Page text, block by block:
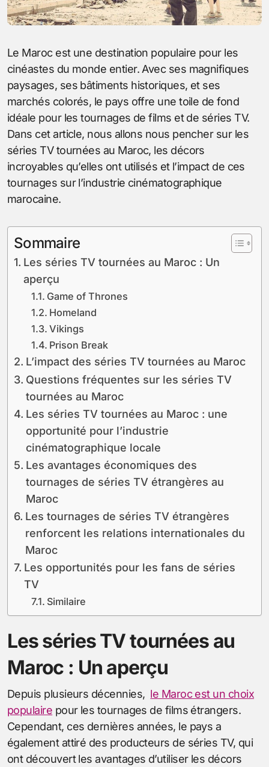
Le Maroc est une destination populaire pour les
cinéastes du monde entier. Avec ses magnifiques
paysages, ses bâtiments historiques, et ses
marchés colorés, le pays offre une toile de fond
idéale pour les tournages de films et de séries TV.
Dans cet article, nous allons nous pencher sur les
séries TV tournées au Maroc, les décors
incroyables qu’elles ont utilisés et l’impact de ces
tournages sur l’industrie cinématographique
marocaine.
Sommaire
Les séries TV tournées au Maroc : Un
aperçu
Game of Thrones
Homeland
Vikings
Prison Break
L’impact des séries TV tournées au Maroc
Questions fréquentes sur les séries TV
tournées au Maroc
Les séries TV tournées au Maroc : une
opportunité pour l’industrie
cinématographique locale
Les avantages économiques des
tournages de séries TV étrangères au
Maroc
Les tournages de séries TV étrangères
renforcent les relations internationales du
Maroc
Les opportunités pour les fans de séries
TV
Similaire
Les séries TV tournées au
Maroc : Un aperçu
Depuis plusieurs décennies, le Maroc est un choix
populaire pour les tournages de films étrangers.
Cependant, ces dernières années, le pays a
également attiré des producteurs de séries TV, qui
ont découvert les avantages d’utiliser les décors